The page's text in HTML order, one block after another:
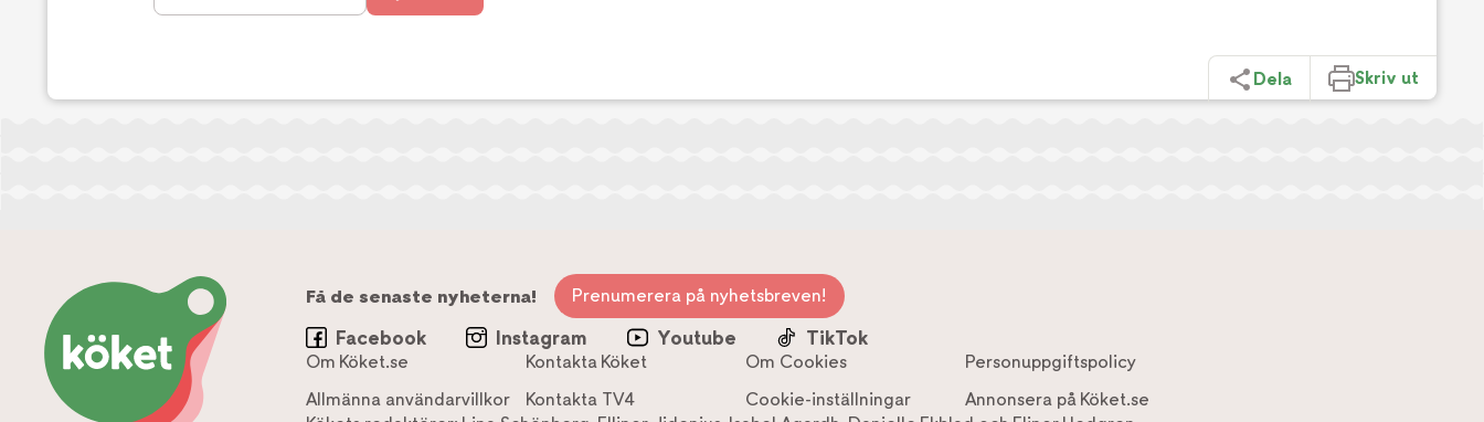
Dela Skriv ut
Få de senaste nyheterna! Prenumerera på nyhetsbreven!
Facebook Instagram Youtube TikTok
Om Köket.se Kontakta Köket Om Cookies
Personuppgiftspolicy
Allmänna användarvillkor
Kontakta TV4 Cookie-inställningar
Annonsera på Köket.se